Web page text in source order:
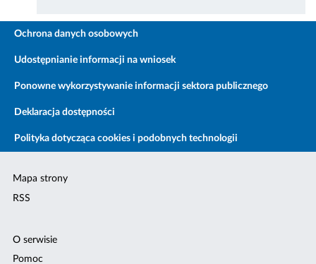
Ochrona danych osobowych
Udostępnianie informacji na wniosek
Ponowne wykorzystywanie informacji sektora publicznego
Deklaracja dostępności
Polityka dotycząca cookies i podobnych technologii
Mapa strony
RSS
O serwisie
Pomoc